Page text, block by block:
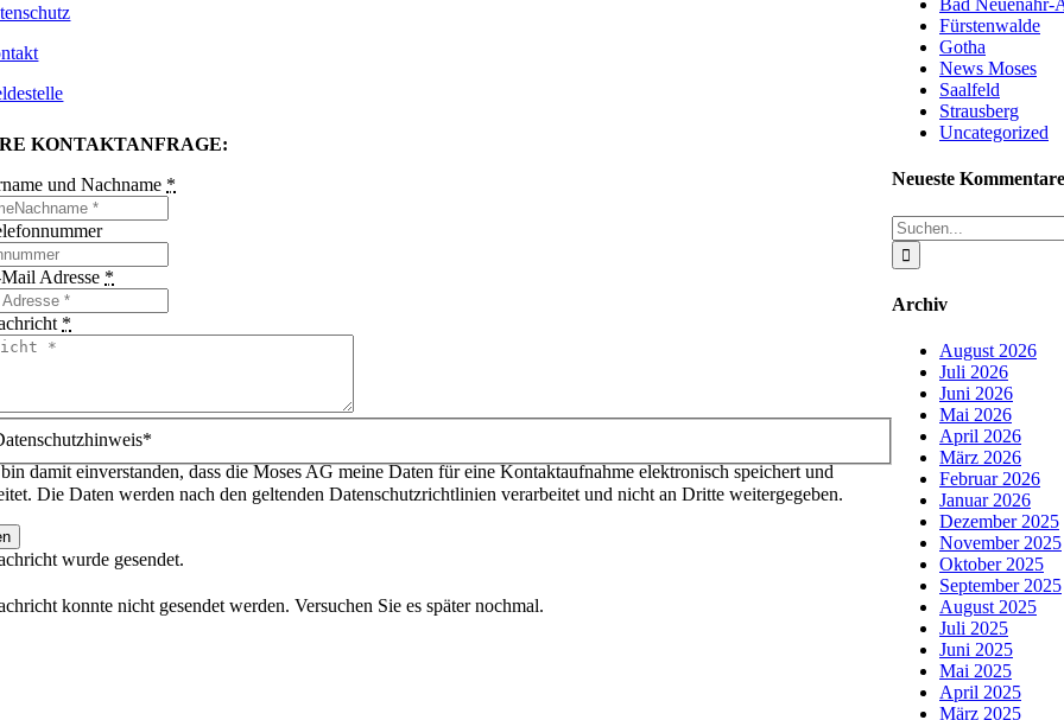
Bad Neuenahr-
Fürstenwalde
Gotha
News Moses
Saalfeld
Strausberg
Uncategorized
Neueste Kommentare
Suche
nach:
Archiv
August 2026
Juli 2026
Juni 2026
Mai 2026
April 2026
März 2026
Februar 2026
Januar 2026
Dezember 2025
November 2025
Oktober 2025
September 2025
August 2025
Juli 2025
Juni 2025
Mai 2025
April 2025
März 2025
KONTAKTANFRAGE:
und Nachname *
Adresse *
*
damit einverstanden, dass die Moses AG meine Daten für eine Kontaktaufnahme elektronisch speichert und
Die Daten werden nach den geltenden Datenschutzrichtlinien verarbeitet und nicht an Dritte weitergegeben.
wurde gesendet.
konnte nicht gesendet werden. Versuchen Sie es später nochmal.